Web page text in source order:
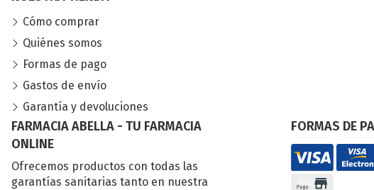
FARMACIA ABELLA - TU FARMACIA
ONLINE
Ofrecemos productos con todas las
garantías sanitarias tanto en nuestra
FORMAS DE
Cómo comprar
Quiénes somos
Formas de pago
Gastos de envío
Garantía y devoluciones